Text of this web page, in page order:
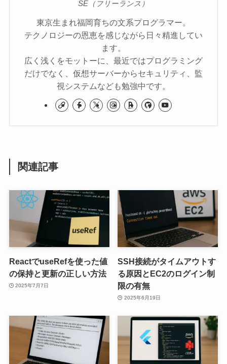
SE（フリーランス）
東京生まれ福岡育ちの文系プログラマー。
テクノロジーの恩恵を感じながら日々精進してい
ます。
広く浅くをモットーに、最近ではプログラミング
だけでなく、仮想サーバーからセキュリティ、監
視システムなども勉強中です。
関連記事
ReactでuseRefを使った値
の保持と更新の正しい方法
2025年7月7日
SSH接続がタイムアウトす
る原因とEC2のログイン制
限の有無
2025年6月19日